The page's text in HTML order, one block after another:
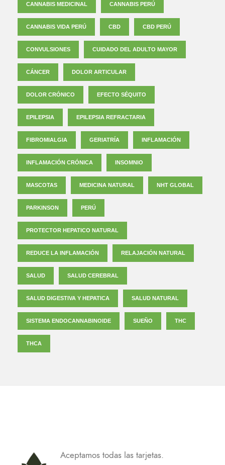
CANNABIS MEDICINAL CANNABIS PERÚ
CANNABIS VIDA PERÚ CBD CBD PERÚ
CONVULSIONES CUIDADO DEL ADULTO MAYOR
CÁNCER DOLOR ARTICULAR
DOLOR CRÓNICO EFECTO SÉQUITO
EPILEPSIA EPILEPSIA REFRACTARIA
FIBROMIALGIA GERIATRÍA INFLAMACIÓN
INFLAMACIÓN CRÓNICA INSOMNIO
MASCOTAS MEDICINA NATURAL NHT GLOBAL
PARKINSON PERÚ
PROTECTOR HEPATICO NATURAL
REDUCE LA INFLAMACIÓN RELAJACIÓN NATURAL
SALUD SALUD CEREBRAL
SALUD DIGESTIVA Y HEPATICA SALUD NATURAL
SISTEMA ENDOCANNABINOIDE SUEÑO THC
THCA
Aceptamos todas las tarjetas.